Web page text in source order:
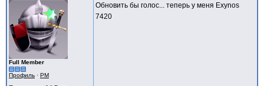
Full Member
Профиль · PM
Обновить бы голос... теперь у меня Exynos
7420